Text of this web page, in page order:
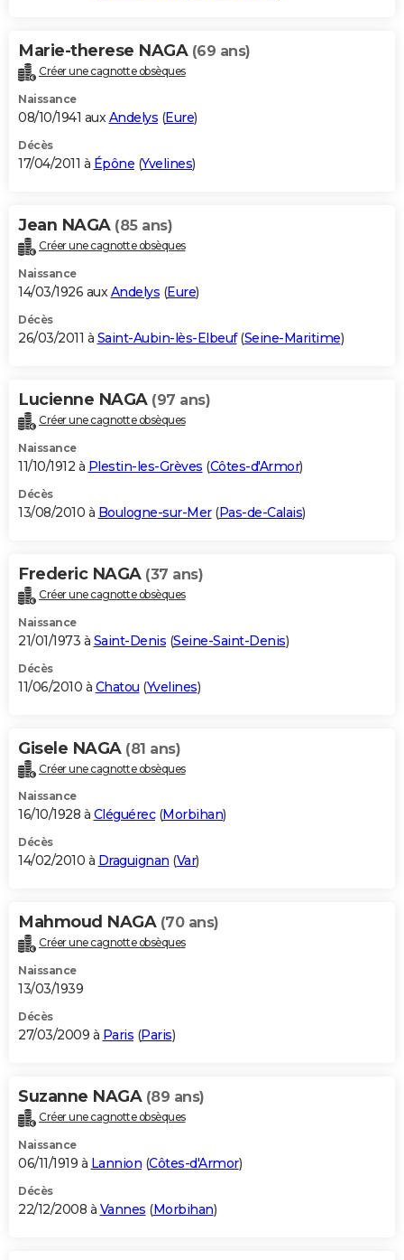
Marie-therese NAGA (69 ans)
Créer une cagnotte obsèques
Naissance
08/10/1941 auxAndelys (Eure)
Décès
17/04/2011 à Épône (Yvelines)
Jean NAGA (85 ans)
Créer une cagnotte obsèques
Naissance
14/03/1926 auxAndelys (Eure)
Décès
26/03/2011 à Saint-Aubin-lès-Elbeuf(Seine-Maritime)
Lucienne NAGA (97 ans)
Créer une cagnotte obsèques
Naissance
11/10/1912 à Plestin-les-Grèves (Côtes-d'Armor)
Décès
13/08/2010 à Boulogne-sur-Mer(Pas-de-Calais)
Frederic NAGA (37 ans)
Créer une cagnotte obsèques
Naissance
21/01/1973 à Saint-Denis (Seine-Saint-Denis)
Décès
11/06/2010 à Chatou (Yvelines)
Gisele NAGA (81 ans)
Créer une cagnotte obsèques
Naissance
16/10/1928 à Cléguérec(Morbihan)
Décès
14/02/2010 à Draguignan (Var)
Mahmoud NAGA (70 ans)
Créer une cagnotte obsèques
Naissance
13/03/1939
Décès
27/03/2009 à Paris (Paris)
Suzanne NAGA (89 ans)
Créer une cagnotte obsèques
Naissance
06/11/1919 à Lannion (Côtes-d'Armor)
Décès
22/12/2008 à Vannes (Morbihan)